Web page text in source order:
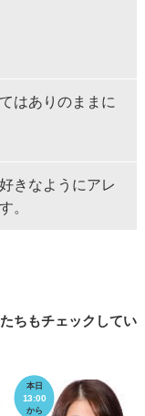
はありのままに
きなようにアレ
。
ちもチェックしてい
本日
13:00
から